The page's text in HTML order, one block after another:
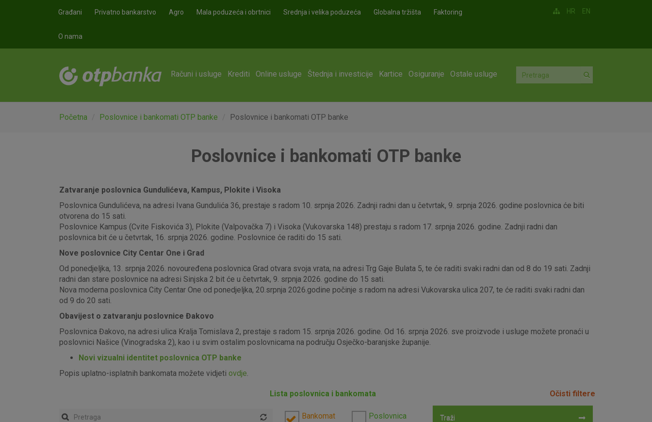
Građani Privatno bankarstvo Agro Mala poduzeća i obrtnici Srednja i velika poduzeća Globalna tržišta Faktoring
O nama
HR EN
Računi i usluge Krediti Online usluge Štednja i investicije Kartice Osiguranje Ostale usluge
Početna Poslovnice i bankomati OTP banke Poslovnice i bankomati OTP banke
Poslovnice i bankomati OTP banke
Zatvaranje poslovnica Gundulićeva, Kampus, Plokite i Visoka
Poslovnica Gundulićeva, na adresi Ivana Gundulića 36, prestaje s radom 10. srpnja 2026. Zadnji radni dan u četvrtak, 9. srpnja 2026. godine poslovnica će biti
otvorena do 15 sati.
Poslovnice Kampus (Cvite Fiskovića 3), Plokite (Valpovačka 7) i Visoka (Vukovarska 148) prestaju s radom 17. srpnja 2026. godine. Zadnji radni dan
poslovnica bit će u četvrtak, 16. srpnja 2026. godine. Poslovnice će raditi do 15 sati.
Nove poslovnice City Centar One i Grad
Od ponedjeljka, 13. srpnja 2026. novouređena poslovnica Grad otvara svoja vrata, na adresi Trg Gaje Bulata 5, te će raditi svaki radni dan od 8 do 19 sati. Zadnji
radni dan stare poslovnice na adresi Sinjska 2 bit će u četvrtak, 9. srpnja 2026. godine do 15 sati.
Nova moderna poslovnica City Centar One od ponedjeljka, 20.srpnja 2026.godine počinje s radom na adresi Vukovarska ulica 207, te će raditi svaki radni dan
od 9 do 20 sati.
Obavijest o zatvaranju poslovnice Đakovo
Poslovnica Đakovo, na adresi ulica Kralja Tomislava 2, prestaje s radom 15. srpnja 2026. godine. Od 16. srpnja 2026. sve proizvode i usluge možete pronaći u
poslovnici Našice (Vinogradska 2), kao i u svim ostalim poslovnicama na području Osječko-baranjske županije.
Novi vizualni identitet poslovnica OTP banke
Popis uplatno-isplatnih bankomata možete vidjeti ovdje.
Lista poslovnica i bankomata Očisti filtere
Bankomat Poslovnica Traži